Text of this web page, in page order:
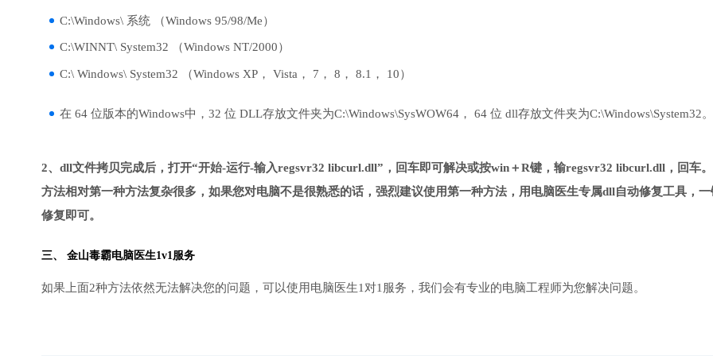
C:\Windows\ 系统 （Windows 95/98/Me）
C:\WINNT\ System32 （Windows NT/2000）
C:\ Windows\ System32 （Windows XP， Vista， 7， 8， 8.1， 10）
在 64 位版本的Windows中，32 位 DLL存放文件夹为C:\Windows\SysWOW64， 64 位 dll存放文件夹为C:\Windows\System32。
2、dll文件拷贝完成后，打开“开始-运行-输入regsvr32 libcurl.dll”，回车即可解决或按win＋R键，输regsvr32 libcurl.dll，回车
方法相对第一种方法复杂很多，如果您对电脑不是很熟悉的话，强烈建议使用第一种方法，用电脑医生专属dll自动修复工具，一
修复即可。
三、 金山毒霸电脑医生1v1服务
如果上面2种方法依然无法解决您的问题，可以使用电脑医生1对1服务，我们会有专业的电脑工程师为您解决问题。